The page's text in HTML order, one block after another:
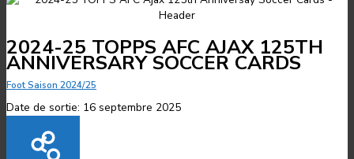
2024-25 TOPPS AFC AJAX 125TH
ANNIVERSARY SOCCER CARDS
Foot Saison 2024/25
Date de sortie: 16 septembre 2025